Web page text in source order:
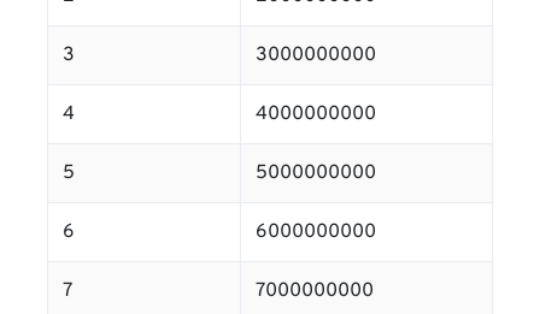
3 3000000000
4 4000000000
5 5000000000
6 6000000000
7 7000000000